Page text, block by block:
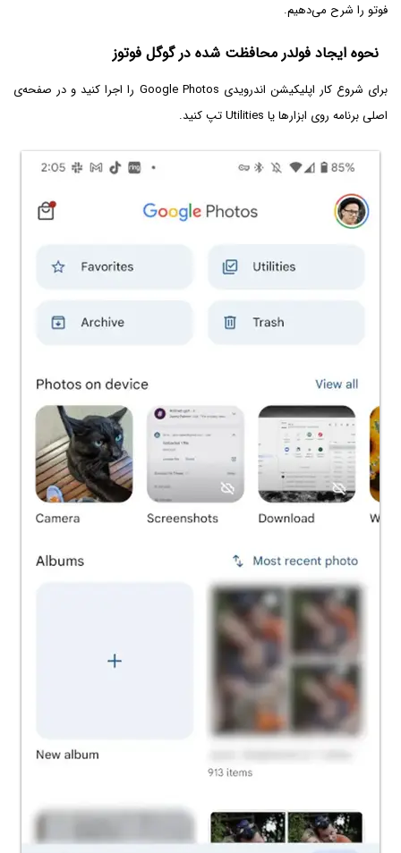
فوتو را شرح می‌دهیم.
نحوه ایجاد فولدر محافظت شده در گوگل فوتوز
برای شروع کار اپلیکیشن اندرویدی Google Photos را اجرا کنید و در صفحه‌ی
اصلی برنامه روی ابزارها یا Utilities تپ کنید.